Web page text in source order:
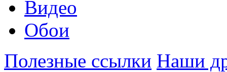
Видео
Обои
Полезные ссылки Наши